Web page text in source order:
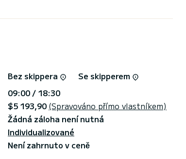
Bez skippera
Se skipperem
09:00 / 18:30
$5 193,90 (Spravováno přímo vlastníkem)
Žádná záloha není nutná
Individualizované
Není zahrnuto v ceně